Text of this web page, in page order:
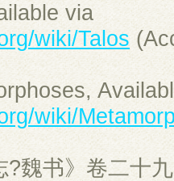
via
wiki/Talos
wiki/
?魏书》卷二十九